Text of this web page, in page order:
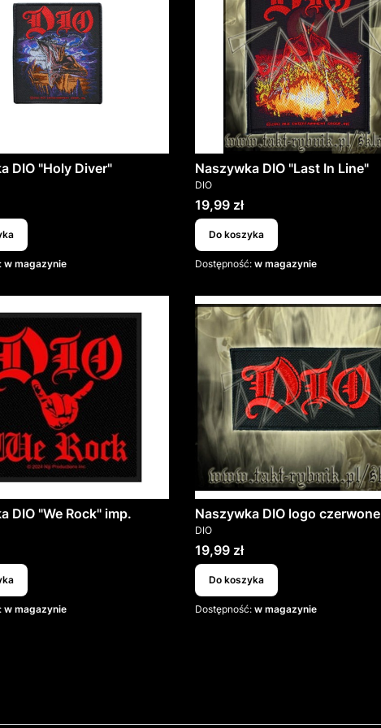
DIO "Holy Diver"
w magazynie
Naszywka DIO "Last In Line"
PRODUCENT
DIO
Cena
19,99 zł
Do koszyka
Dostępność: w magazynie
DIO "We Rock" imp.
w magazynie
Naszywka DIO logo czerwone
PRODUCENT
DIO
Cena
19,99 zł
Do koszyka
Dostępność: w magazynie